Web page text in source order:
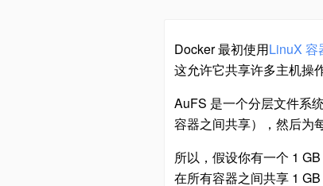
Docker 最初使用LinuX 容
这允许它共享许多主机操
AuFS 是一个分层文件系
容器之间共享），然后为
所以，假设你有一个 1
在所有容器之间共享 1